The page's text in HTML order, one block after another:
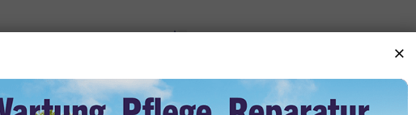
средства
Мое парковочное место